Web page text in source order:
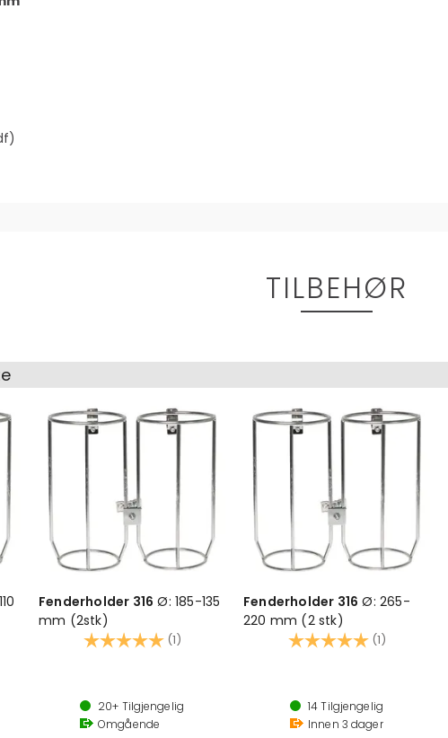
TILBEHØR
Fenderholder 316 Ø: 185-135
mm (2stk)
Karakter:
(1)
Leveres i par
Ø: 170mm/205mm/230mm/265mm
20+ Tilgjengelig
Omgående
Fenderholder 316 Ø: 265-
220 mm (2 stk)
Karakter:
(1)
Leveres i par
Ø: 170mm/205mm/230mm/265mm
14Tilgjengelig
Innen 3 dager